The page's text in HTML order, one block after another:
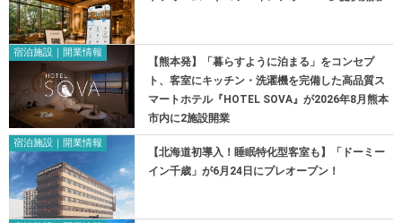
宿泊施設｜開業情報
【熊本発】「暮らすように泊まる」をコンセプ
ト、客室にキッチン・洗濯機を完備した高品質ス
マートホテル『HOTEL SOVA』が2026年8月熊本
市内に2施設開業
宿泊施設｜開業情報
【北海道初導入！睡眠特化型客室も】「ドーミー
イン千歳」が6月24日にプレオープン！